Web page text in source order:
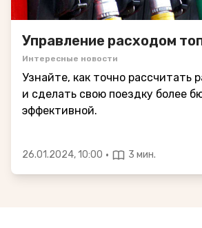
Управление расходом
Интересные новости
Узнайте, как точно рассчитать
и сделать свою поездку более
эффективной.
26.01.2024, 10:00 · 3 мин.